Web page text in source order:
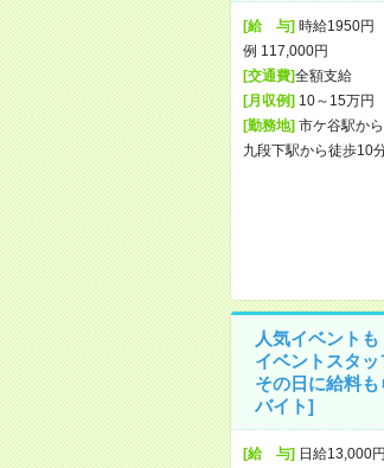
[給 与]時給1950円
例 117,000円
[交通費]全額支給
[月収例]10～15万円
[勤務地]市ケ谷駅か
九段下駅から徒歩10
人気イベント
イベントスタ
その日に給料
バイト]
[給 与]日給13,000